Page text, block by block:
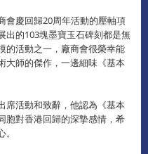
會慶回歸20周年活動的壓軸項
出的103塊墨寶玉石碑刻都是無
的活動之一，廠商會很榮幸能
大師的傑作，一邊細味《基本
席活動和致辭，他認為《基本
胞對香港回歸的深摯感情，希